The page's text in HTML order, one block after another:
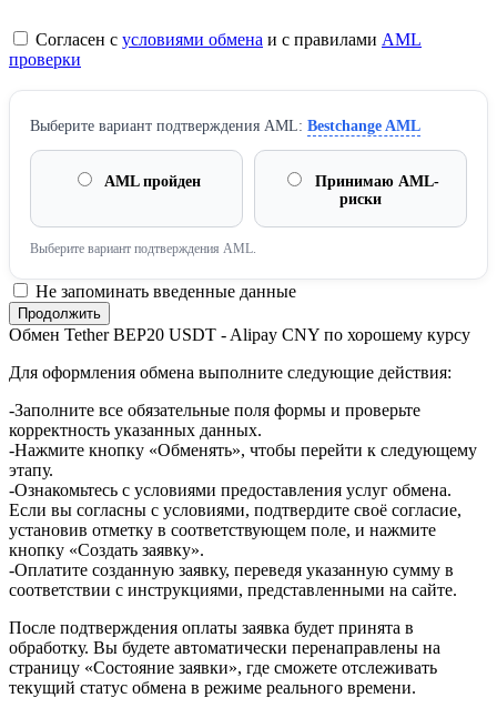
Согласен с условиями обмена и с правилами AML
проверки
Выберите вариант подтверждения AML: Bestchange AML
AML пройден
Принимаю AML-
риски
Выберите вариант подтверждения AML.
Не запоминать введенные данные
Обмен Tether BEP20 USDT - Alipay CNY по хорошему курсу
Для оформления обмена выполните следующие действия:
-Заполните все обязательные поля формы и проверьте
корректность указанных данных.
-Нажмите кнопку «Обменять», чтобы перейти к следующему
этапу.
-Ознакомьтесь с условиями предоставления услуг обмена.
Если вы согласны с условиями, подтвердите своё согласие,
установив отметку в соответствующем поле, и нажмите
кнопку «Создать заявку».
-Оплатите созданную заявку, переведя указанную сумму в
соответствии с инструкциями, представленными на сайте.
После подтверждения оплаты заявка будет принята в
обработку. Вы будете автоматически перенаправлены на
страницу «Состояние заявки», где сможете отслеживать
текущий статус обмена в режиме реального времени.